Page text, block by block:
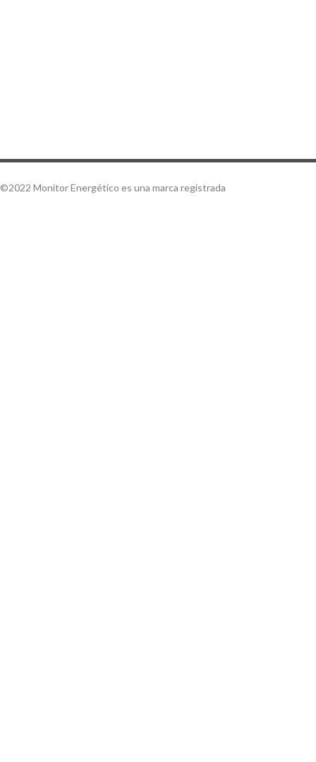
©2022 Monitor Energético es una marca registrada